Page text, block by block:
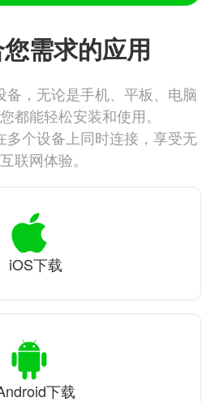
需求的应用
备，无论是手机、平板、电脑
都能轻松安装和使用。
多个设备上同时连接，享受无
联网体验。
iOS下载
下载